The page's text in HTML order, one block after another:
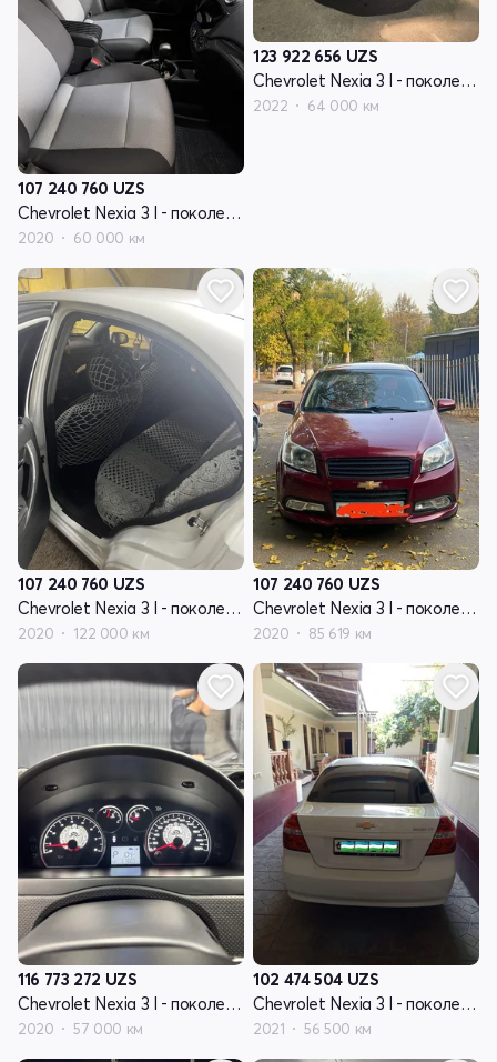
107 240 760 UZS
Chevrolet Nexia 3 I - поколение
2020 60 000 км
123 922 656 UZS
Chevrolet Nexia 3 I - поколение
2022 64 000 км
107 240 760 UZS
Chevrolet Nexia 3 I - поколение
2020 122 000 км
107 240 760 UZS
Chevrolet Nexia 3 I - поколение
2020 85 619 км
116 773 272 UZS
Chevrolet Nexia 3 I - поколение
2020 57 000 км
102 474 504 UZS
Chevrolet Nexia 3 I - поколение
2021 56 500 км